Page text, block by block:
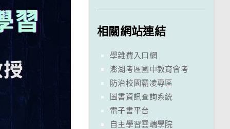
相關網站連結
學雜費入口網
澎湖考區國中教育會考
防治校園霸凌專區
圖書資訊查詢系統
電子書平台
自主學習雲端學院